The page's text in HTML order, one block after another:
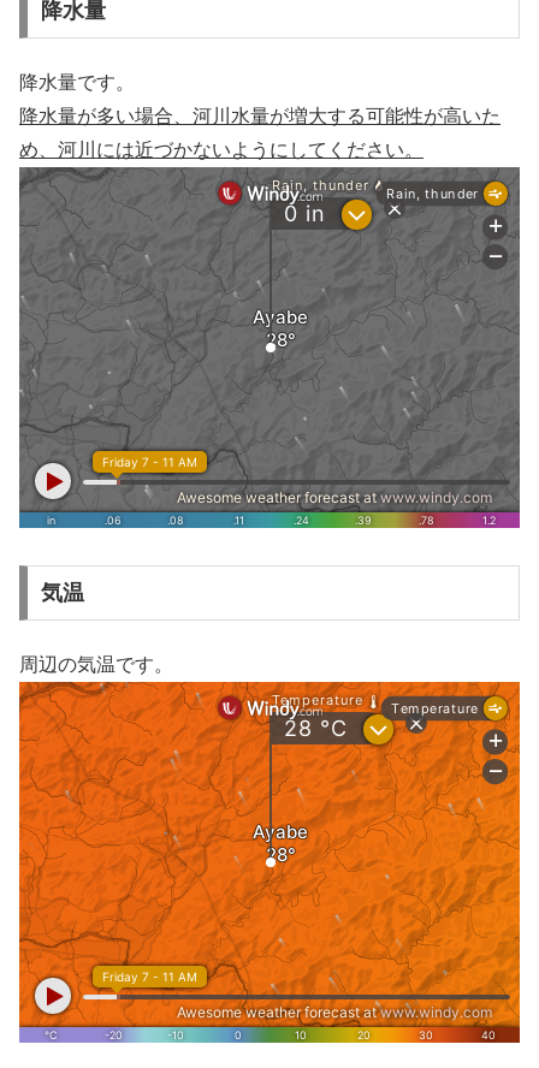
降水量
降水量です。
降水量が多い場合、河川水量が増大する可能性が高いた
め、河川には近づかないようにしてください。
気温
周辺の気温です。